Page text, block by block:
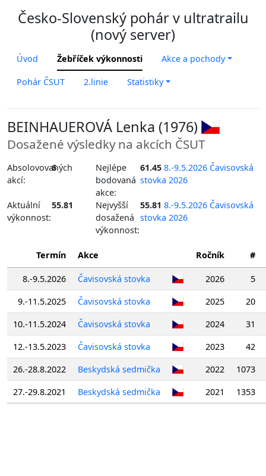
Česko-Slovenský pohár v ultratrailu
(nový server)
Úvod Žebříček výkonnosti Akce a pochody
Pohár ČSUT 2.linie Statistiky
BEINHAUEROVÁ Lenka (1976)
Dosažené výsledky na akcích ČSUT
Absolovovaných
akcí:
6
Nejlépe
bodovaná
akce:
61.45 8.-9.5.2026 Čavisovská
stovka 2026
Aktuální
výkonnost:
55.81
Nejvyšší
dosažená
výkonnost:
55.81 8.-9.5.2026 Čavisovská
stovka 2026
Termín Akce Ročník #
8.-9.5.2026 Čavisovská stovka 2026
5
9.-11.5.2025
Čavisovská stovka 2025
20
10.-11.5.2024
Čavisovská stovka 2024
31
12.-13.5.2023
Čavisovská stovka 2023
42
26.-28.8.2022
Beskydská sedmička 2022
1073
27.-29.8.2021
Beskydská sedmička 2021 1353